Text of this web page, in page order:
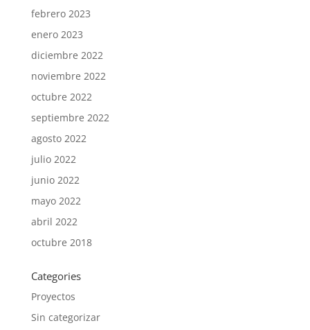
febrero 2023
enero 2023
diciembre 2022
noviembre 2022
octubre 2022
septiembre 2022
agosto 2022
julio 2022
junio 2022
mayo 2022
abril 2022
octubre 2018
Categories
Proyectos
Sin categorizar